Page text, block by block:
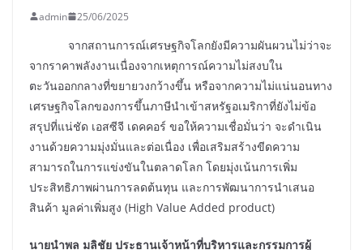
admin 25/06/2025
จากสถานการณ์เศรษฐกิจโลกยังมีความผันผวนไม่ว่าจะ
จากราคาพลังงานเนื่องจากเหตุการณ์ความไม่สงบใน
ตะวันออกกลางที่ขยายวงกว้างขึ้น หรือจากความไม่แน่นอนทาง
เศรษฐกิจโลกของการขึ้นภาษีนำเข้าสหรัฐอเมริกาที่ยังไม่ข้อ
สรุปที่แน่ชัด เอสซีจี เดคคอร์ ขอให้ความเชื่อมั่นว่า จะดำเนิน
งานด้วยความมุ่งมั่นและต่อเนื่อง เพื่อเสริมสร้างขีดความ
สามารถในการแข่งขันในตลาดโลก โดยมุ่งเน้นการเพิ่ม
ประสิทธิภาพผ่านการลดต้นทุน และการพัฒนาการนำเสนอ
สินค้า มูลค่าเพิ่มสูง (High Value Added product)
นายนำพล มลิชัย ประธานเจ้าหน้าที่บริหารและกรรมการผู้